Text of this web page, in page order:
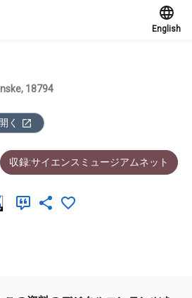
English
18794
く
収録:サイエンスミュージアムネット